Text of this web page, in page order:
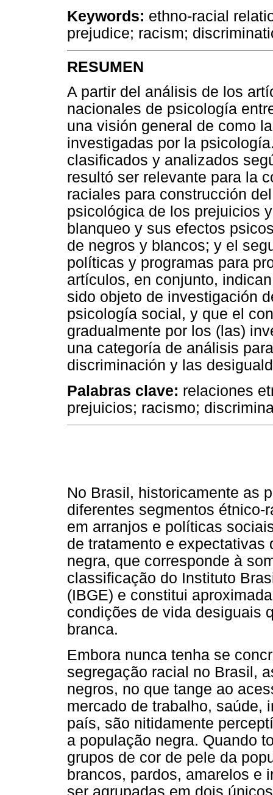
Keywords: ethno-racial
prejudice; racism;
RESUMEN
A partir del análisis de los
nacionales de psicología
una visión general de como
investigadas por la
clasificados y analizados
resultó ser relevante para la
raciales para construcción
psicológica de los prejuicios
blanqueo y sus efectos
de negros y blancos; y el
políticas y programas para
artículos, en conjunto,
sido objeto de investigación
psicología social, y que el
gradualmente por los (las)
una categoría de análisis
discriminación y las
Palabras clave: relaciones
prejuicios; racismo;
No Brasil, historicamente as
diferentes segmentos
em arranjos e políticas
de tratamento e
negra, que corresponde à
classificação do Instituto
(IBGE) e constitui
condições de vida desiguais
branca.
Embora nunca tenha se
segregação racial no Brasil,
negros, no que tange ao
mercado de trabalho, saúde,
país, são nitidamente
a população negra. Quando
grupos de cor de pele da
brancos, pardos, amarelos e
ser agrupadas em dois